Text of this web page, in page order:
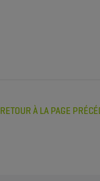
RETOUR À LA PAGE